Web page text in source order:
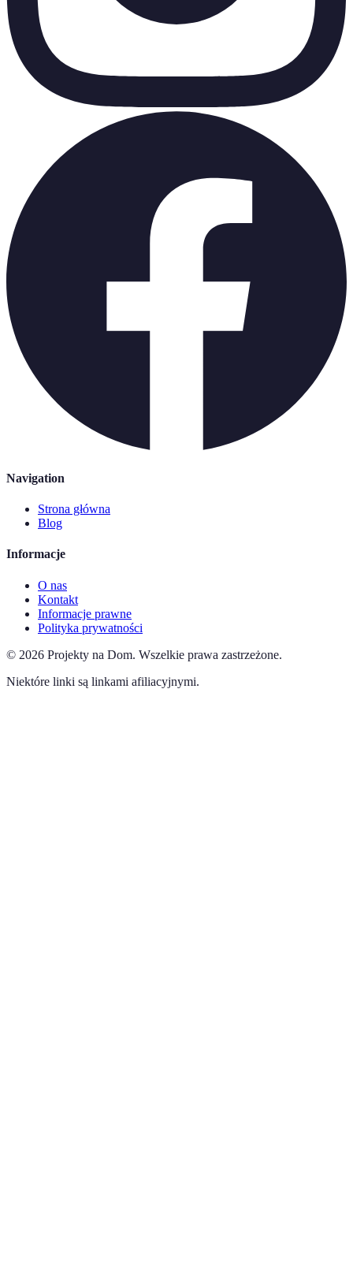
Navigation
Strona główna
Blog
Informacje
O nas
Kontakt
Informacje prawne
Polityka prywatności
© 2026 Projekty na Dom. Wszelkie prawa zastrzeżone.
Niektóre linki są linkami afiliacyjnymi.